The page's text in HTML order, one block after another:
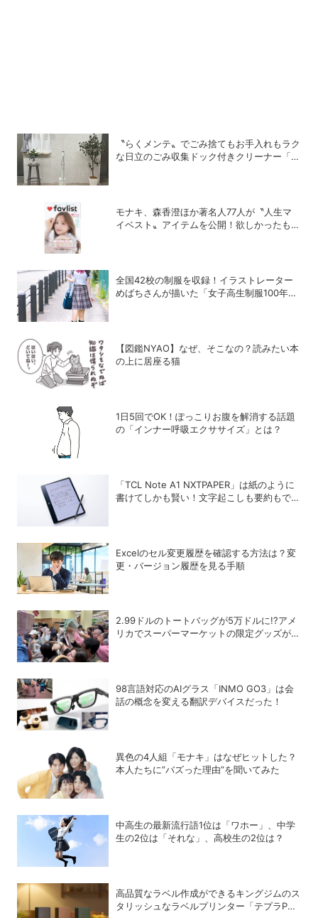
〝らくメンテ〟でごみ捨てもお手入れもラク
な日立のごみ収集ドック付きクリーナー「ら
モナキ、森香澄ほか著名人77人が〝人生マ
イベスト〟アイテムを公開！欲しかったもの
全国42校の制服を収録！イラストレーター
めばちさんが描いた「女子高生制服100年図
【図鑑NYAO】なぜ、そこなの？読みたい本
の上に居座る猫
1日5回でOK！ぽっこりお腹を解消する話題
の「インナー呼吸エクササイズ」とは？
「TCL Note A1 NXTPAPER」は紙のように
書けてしかも賢い！文字起こしも要約もでき
Excelのセル変更履歴を確認する方法は？変
更・バージョン履歴を見る手順
2.99ドルのトートバッグが5万ドルに!?アメ
リカでスーパーマーケットの限定グッズが争
98言語対応のAIグラス「INMO GO3」は会
話の概念を変える翻訳デバイスだった！
異色の4人組「モナキ」はなぜヒットした？
本人たちに”バズった理由”を聞いてみた
中高生の最新流行語1位は「ワホー」、中学
生の2位は「それな」、高校生の2位は？
高品質なラベル作成ができるキングジムのス
タリッシュなラベルプリンター「テプラPRO